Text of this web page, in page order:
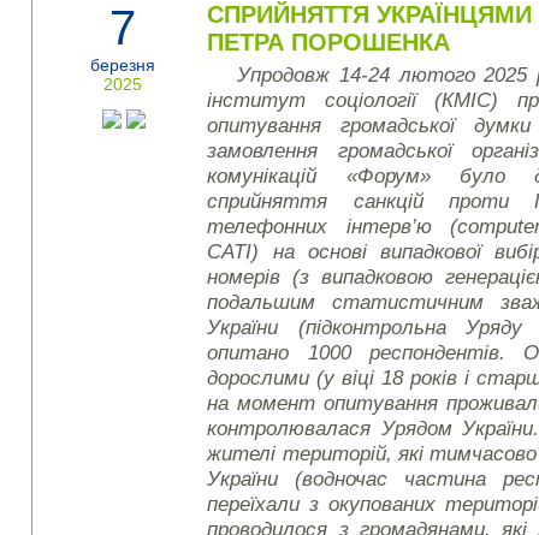
7
березня
2025
СПРИЙНЯТТЯ
ПЕТРА ПОРОШЕНКА
Упродовж 14-24 лютого 2025
інститут соціології (КМІС)
опитування громадської
замовлення громадської
комунікацій «Форум» було
сприйняття санкцій
телефонних інтерв’ю (
CATI)
на основі випадкової
номерів (з випадковою
подальшим статистичним
України (підконтрольна
опитано 1000 респондентів.
дорослими (у віці 18 років і
на момент опитування
контролювалася Урядом
жителі територій, які
України (водночас частина
переїхали з окупованих
проводилося з громадянами, які